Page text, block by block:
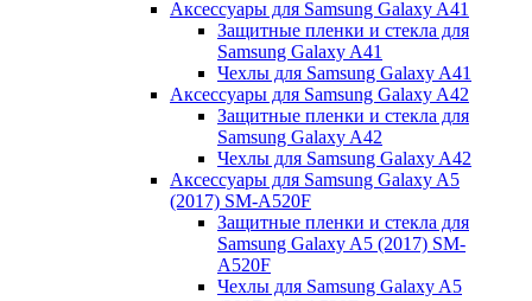
Аксессуары для Samsung Galaxy A41
Защитные пленки и стекла для
Samsung Galaxy A41
Чехлы для Samsung Galaxy A41
Аксессуары для Samsung Galaxy A42
Защитные пленки и стекла для
Samsung Galaxy A42
Чехлы для Samsung Galaxy A42
Аксессуары для Samsung Galaxy A5
(2017) SM-A520F
Защитные пленки и стекла для
Samsung Galaxy A5 (2017) SM-
A520F
Чехлы для Samsung Galaxy A5